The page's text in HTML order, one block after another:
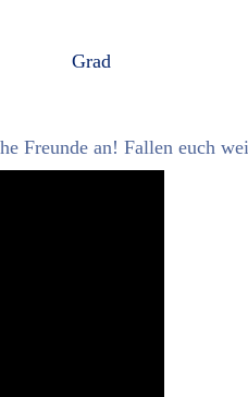
Grad
Freunde an! Fallen euch